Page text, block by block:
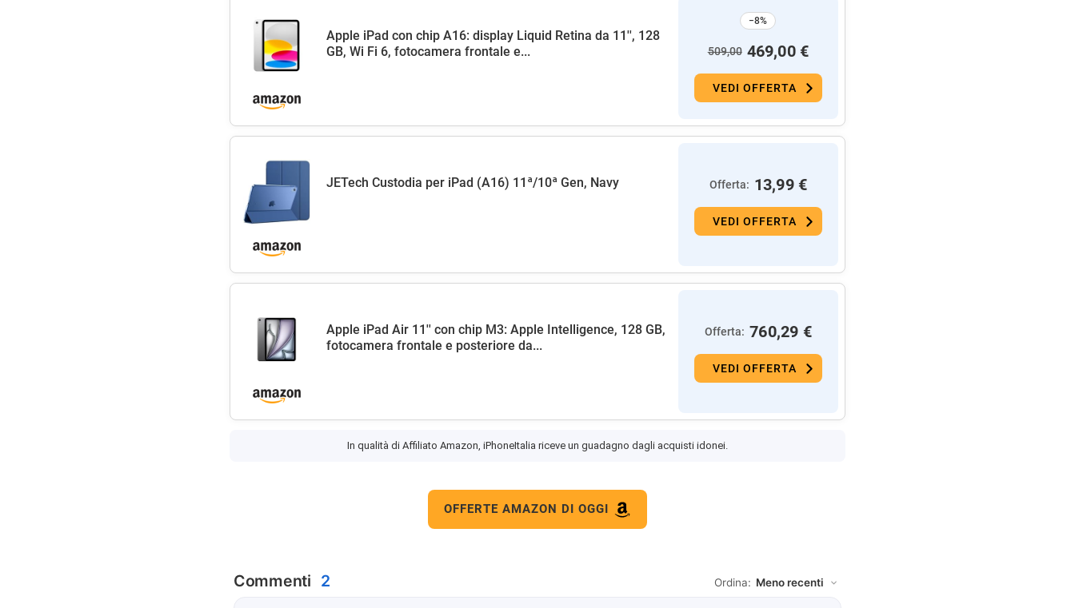
Apple iPad con chip A16: display Liquid Retina da 11'', 128
GB, Wi Fi 6, fotocamera frontale e...
−8%
509,00 469,00 €
VEDI OFFERTA
JETech Custodia per iPad (A16) 11ª/10ª Gen, Navy Offerta: 13,99 €
VEDI OFFERTA
Apple iPad Air 11'' con chip M3: Apple Intelligence, 128 GB,
fotocamera frontale e posteriore da...
Offerta: 760,29 €
VEDI OFFERTA
In qualità di Affiliato Amazon, iPhoneItalia riceve un guadagno dagli acquisti idonei.
OFFERTE AMAZON DI OGGI
Commenti 2 Ordina: